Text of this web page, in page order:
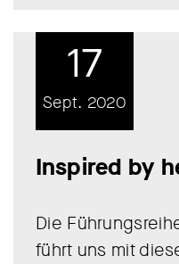
17
Sept. 2020
Inspired by
Die
führt uns mit